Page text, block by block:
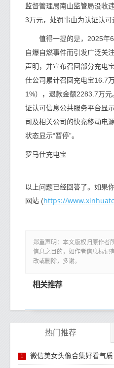
监督管理局南山监管局没收
3万元，处罚事由为认证认可
值得一提的是，2025年6
自爆自燃事件而引发广泛关
声明，并宣布召回部分充电
仕公司累计召回充电宝16.7
1%），退款金额2283.7万
证认可信息公共服务平台显
司及相关公司的快充移动电
状态显示“暂停”。
罗马仕充电宝
以上问题已经回答了。如果
网站 (https://
郑重声明：本文版权归原作者
信息之目的，如作者信息标记
改或删除，多谢。
相关推荐
热门推荐
1 微信美女头像合集好看气质